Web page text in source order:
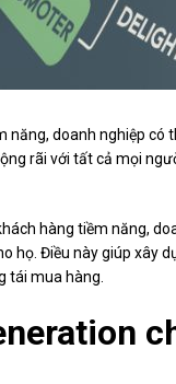
năng, doanh nghiệp
rãi với tất cả mọi
hàng tiềm năng,
họ. Điều này giúp xây
tái mua hàng.